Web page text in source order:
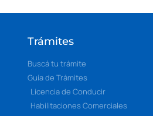
Trámites
Buscá tu trámite
Guía de Trámites
Licencia de Conducir
Habilitaciones Comerciales